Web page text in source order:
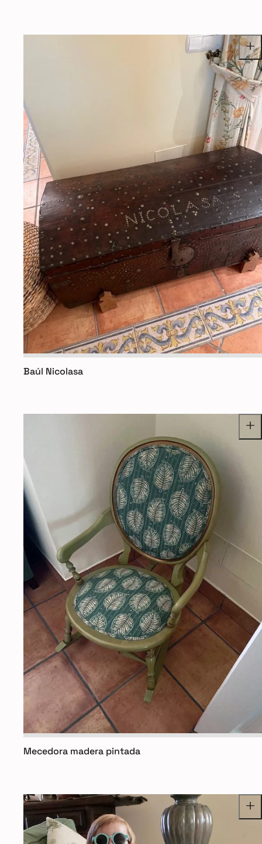
Baúl Nicolasa
Mecedora madera pintada